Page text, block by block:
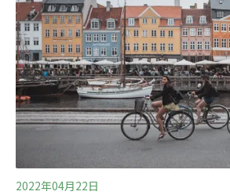
了蜂箱。草地上的野花吸引昆蟲、昆
狐狸、野鹿也跟著來了。墓地負責人
告訴《紐約客》作者羅密歐（Nick
怨她掃墓放的鮮花不見了，懷疑有人
釋，最近常發現鹿去吃墓園裡的玫瑰
「牠們喜歡什麼，我下次該帶哪一種
2022年04月22日